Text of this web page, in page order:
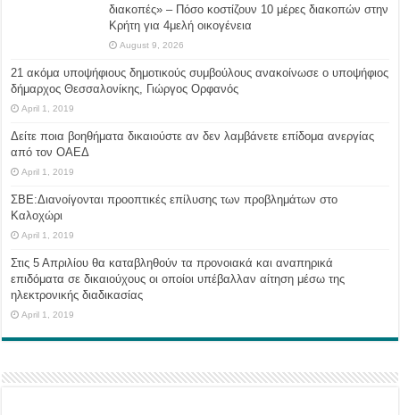
διακοπές» – Πόσο κοστίζουν 10 μέρες διακοπών στην
Κρήτη για 4μελή οικογένεια
August 9, 2026
21 ακόμα υποψήφιους δημοτικούς συμβούλους ανακοίνωσε ο υποψήφιος
δήμαρχος Θεσσαλονίκης, Γιώργος Ορφανός
April 1, 2019
Δείτε ποια βοηθήματα δικαιούστε αν δεν λαμβάνετε επίδομα ανεργίας
από τον ΟΑΕΔ
April 1, 2019
ΣΒΕ:Διανοίγονται προοπτικές επίλυσης των προβλημάτων στο
Καλοχώρι
April 1, 2019
Στις 5 Απριλίου θα καταβληθούν τα προνοιακά και αναπηρικά
επιδόματα σε δικαιούχους οι οποίοι υπέβαλλαν αίτηση μέσω της
ηλεκτρονικής διαδικασίας
April 1, 2019